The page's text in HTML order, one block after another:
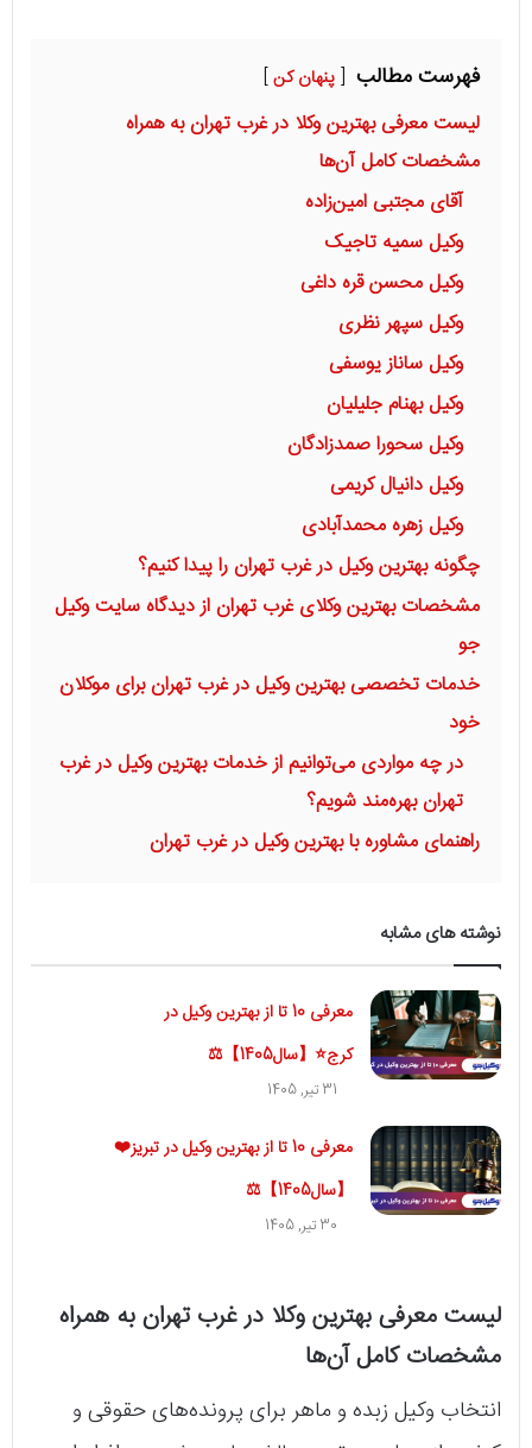
فهرست مطالب پنهان کن
لیست معرفی بهترین وکلا در غرب تهران به همراه
مشخصات کامل آن‌ها
آقای مجتبی امین‌زاده
وکیل سمیه تاجیک
وکیل محسن قره داغی
وکیل سپهر نظری
وکیل ساناز یوسفی
وکیل بهنام جلیلیان
وکیل سحورا صمدزادگان
وکیل دانیال کریمی
وکیل زهره محمدآبادی
چگونه بهترین وکیل در غرب تهران را پیدا کنیم؟
مشخصات بهترین وکلای غرب تهران از دیدگاه سایت وکیل
جو
خدمات تخصصی بهترین وکیل در غرب تهران برای موکلان
خود
در چه مواردی می‌توانیم از خدمات بهترین وکیل در غرب
تهران بهره‌مند شویم؟
راهنمای مشاوره با بهترین وکیل در غرب تهران
نوشته های مشابه
معرفی 10 تا از بهترین وکیل در
کرج⭐【سال1405】⚖️
31 تیر, 1405
معرفی 10 تا از بهترین وکیل در تبریز❤️
【سال1405】⚖️
30 تیر, 1405
لیست معرفی بهترین وکلا در غرب تهران به همراه
مشخصات کامل آن‌ها
انتخاب وکیل زبده و ماهر برای پرونده‌های حقوقی و